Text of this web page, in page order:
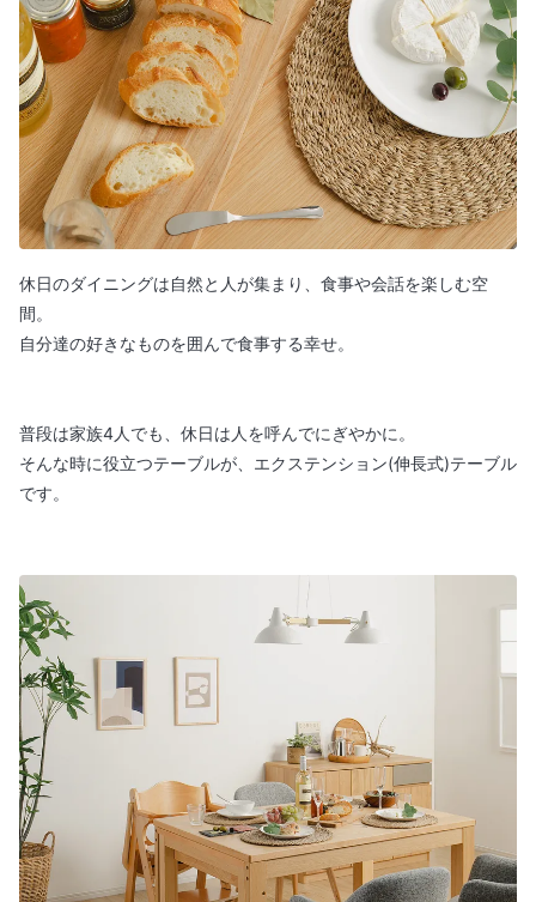
休日のダイニングは自然と人が集まり、食事や会話を楽しむ空
間。
自分達の好きなものを囲んで食事する幸せ。
普段は家族4人でも、休日は人を呼んでにぎやかに。
そんな時に役立つテーブルが、エクステンション(伸長式)テーブル
です。